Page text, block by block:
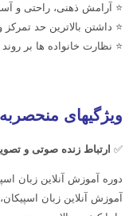
⭐ آرامش ذهنی، راحتی و
⭐ داشتن بالاترین حد
⭐ نظارت خانواده ها بر
ویژگیهای
✅ ارتباط زنده صوتی و
آموزش آنلاین زبان